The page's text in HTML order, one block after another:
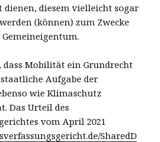
diesem vielleicht sogar
(können) zum Zwecke
dass Mobilität ein Grundrecht
Aufgabe der
wie Klimaschutz
Das Urteil des
vom April 2021
SharedD